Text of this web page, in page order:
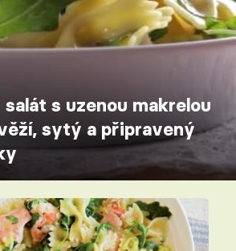
s uzenou makrelou
sytý a připravený